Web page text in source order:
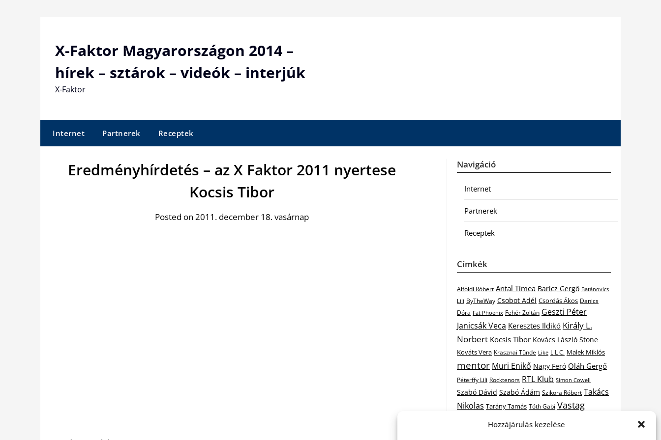
Hozzájárulás kezelése
X-Faktor Magyarországon 2014 –
hírek – sztárok – videók – interjúk
X-Faktor
Internet Partnerek Receptek
Eredményhírdetés – az X Faktor 2011 nyertese
Kocsis Tibor
Posted on 2011. december 18. vasárnap
Navigáció
Internet
Partnerek
Receptek
Címkék
Alföldi Róbert Antal Tímea Baricz Gergő Batánovics
Lili ByTheWay Csobot Adél Csordás Ákos Danics
Dóra Fat Phoenix Fehér Zoltán Geszti Péter
Janicsák Veca Keresztes Ildikó Király L.
Norbert Kocsis Tibor Kovács László Stone
Kováts Vera Krasznai Tünde Like LiL C. Malek Miklós
mentor Muri Enikő Nagy Feró Oláh Gergő
Péterffy Lili Rocktenors RTL Klub Simon Cowell
Szabó Dávid Szabó Ádám Szikora Róbert Takács
Nikolas Tarány Tamás Tóth Gabi Vastag
Vastag Tamás Wolf Kati